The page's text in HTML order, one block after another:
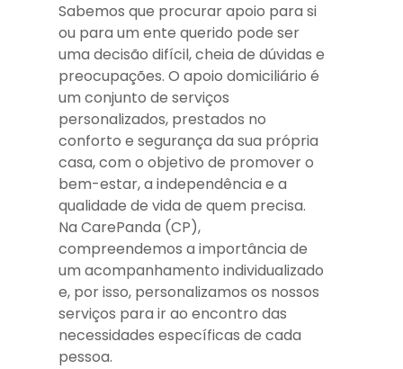
Sabemos que procurar apoio para si
ou para um ente querido pode ser
uma decisão difícil, cheia de dúvidas e
preocupações. O apoio domiciliário é
um conjunto de serviços
personalizados, prestados no
conforto e segurança da sua própria
casa, com o objetivo de promover o
bem-estar, a independência e a
qualidade de vida de quem precisa.
Na CarePanda (CP),
compreendemos a importância de
um acompanhamento individualizado
e, por isso, personalizamos os nossos
serviços para ir ao encontro das
necessidades específicas de cada
pessoa.